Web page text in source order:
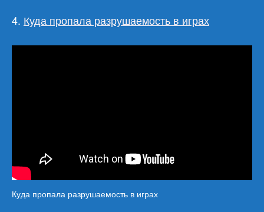
4. Куда пропала разрушаемость в играх
Куда пропала разрушаемость в играх